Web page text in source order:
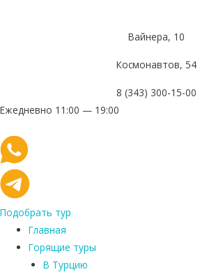
Вайнера, 10
Космонавтов, 54
8 (343) 300-15-00
Ежедневно 11:00 — 19:00
Подобрать тур
Главная
Горящие туры
В Турцию